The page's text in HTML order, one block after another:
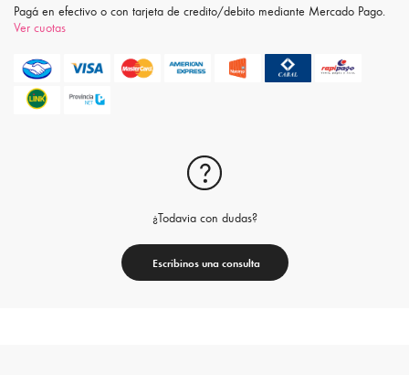
Pagá en efectivo o con tarjeta de credito/debito mediante Mercado Pago.
Ver cuotas
¿Todavia con dudas?
Escribinos una consulta